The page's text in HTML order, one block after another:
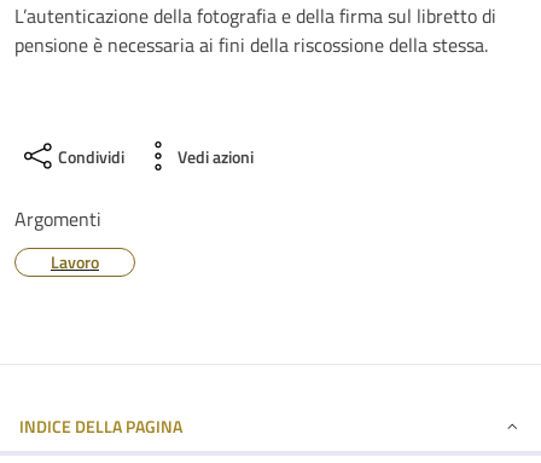
L’autenticazione della fotografia e della firma sul libretto di
pensione è necessaria ai fini della riscossione della stessa.
Condividi Vedi azioni
Argomenti
Lavoro
INDICE DELLA PAGINA